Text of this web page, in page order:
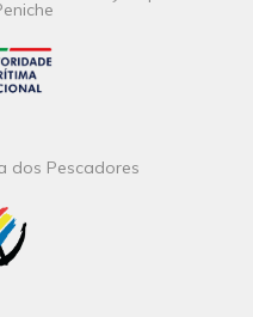
dos Pescadores